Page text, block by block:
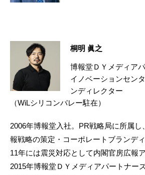
桐明 眞之
博報堂ＤＹメディア
イノベーションセン
ンディレクター
（WiLシリコンバレー駐在）
2006年博報堂入社。PR戦略局に所属
報戦略の策定・コーポレートブランデ
11年には震災対応として内閣官房広報
2015年博報堂ＤＹメディアパートナー